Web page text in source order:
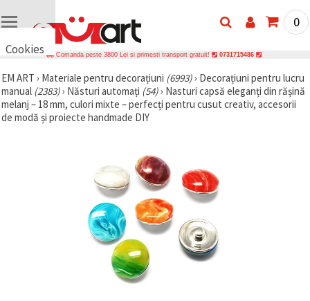
Cookies
vrem să vă
oferim
câteva
cookie -uri.
Cu toate
0
Comanda peste 3800 Lei si primesti transport gratuit! 0731715486
EM ART › Materiale pentru decorațiuni (6993)› Decorațiuni pentru lucru
manual (2383)› Năsturi automați (54)› Nasturi capsă eleganți din rășină
melanj – 18 mm, culori mixte – perfecți pentru cusut creativ, accesorii
de modă și proiecte handmade DIY